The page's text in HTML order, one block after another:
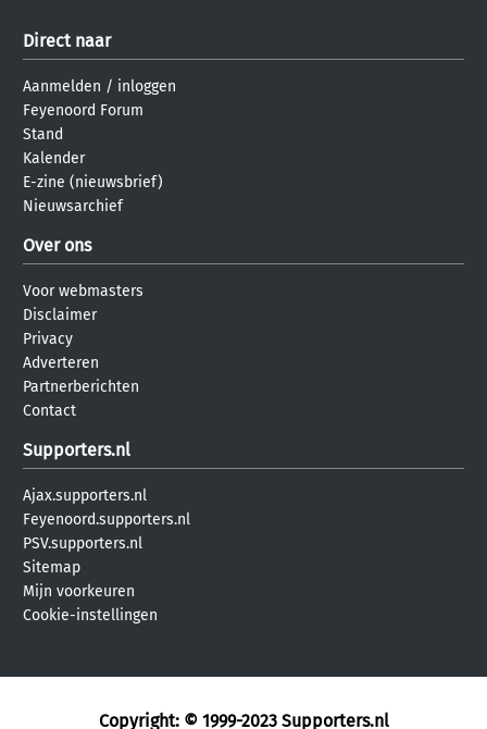
Direct naar
Aanmelden / inloggen
Feyenoord Forum
Stand
Kalender
E-zine (nieuwsbrief)
Nieuwsarchief
Over ons
Voor webmasters
Disclaimer
Privacy
Adverteren
Partnerberichten
Contact
Supporters.nl
Ajax.supporters.nl
Feyenoord.supporters.nl
PSV.supporters.nl
Sitemap
Mijn voorkeuren
Cookie-instellingen
Copyright: © 1999-2023 Supporters.nl